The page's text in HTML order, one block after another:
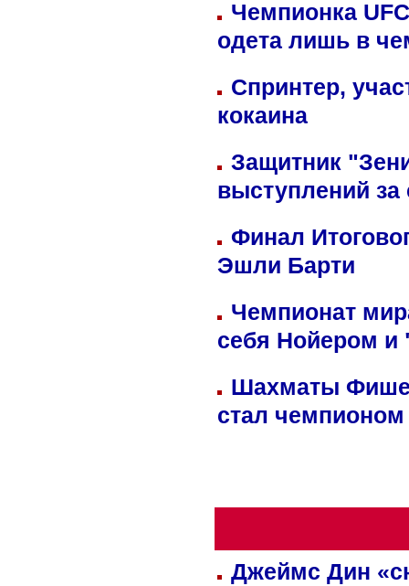
Чемпионка
одета лишь в
Спринтер,
кокаина
Защитник
выступлений
Финал
Эшли Барти
Чемпионат
себя Нойером и
Шахматы
стал
Джеймс Дин